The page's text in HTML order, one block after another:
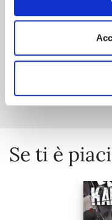
€ 6,90
Se ti è